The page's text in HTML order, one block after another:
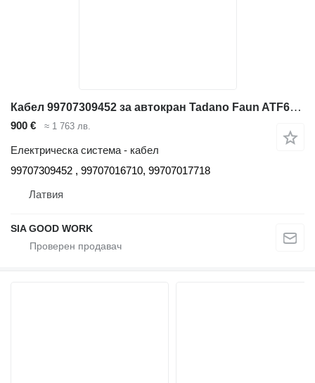
Кабел 99707309452 за автокран Tadano Faun ATF65G-4
900 € ≈ 1 763 лв.
Електрическа система - кабел
99707309452 , 99707016710, 99707017718
Латвия
SIA GOOD WORK